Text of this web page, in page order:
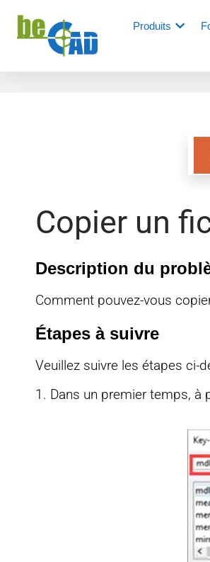
Produits
Copier un
Description du
Comment pouvez-vous
Étapes à suivre
Veuillez suivre les étapes ci-
1. Dans un premier temps, à